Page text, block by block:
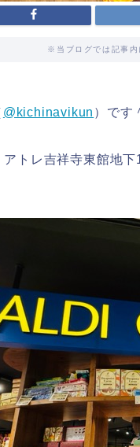
※当ブログでは記事内
@kichinavikun ）です
トレ吉祥寺東館地下